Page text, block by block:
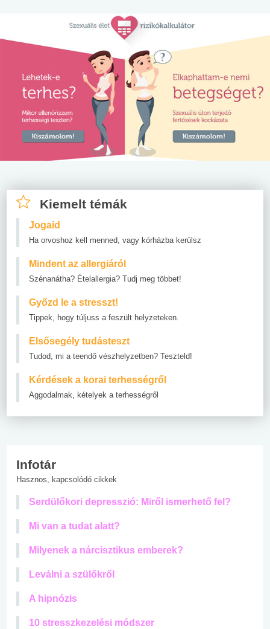
Kiemelt témák
Jogaid
Ha orvoshoz kell menned, vagy kórházba kerülsz
Mindent az allergiáról
Szénanátha? Ételallergia? Tudj meg többet!
Győzd le a stresszt!
Tippek, hogy túljuss a feszült helyzeteken.
Elsősegély tudásteszt
Tudod, mi a teendő vészhelyzetben? Teszteld!
Kérdések a korai terhességről
Aggodalmak, kételyek a terhességről
Infotár
Hasznos, kapcsolódó cikkek
Serdülőkori depresszió: Miről ismerhető fel?
Mi van a tudat alatt?
Milyenek a nárcisztikus emberek?
Leválni a szülőkről
A hipnózis
10 stresszkezelési módszer